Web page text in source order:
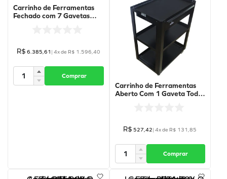
Carrinho de Ferramentas
Fechado com 7 Gavetas
R$ 6.385,61 | 4x de R$ 1.596,40
Comprar
Carrinho de Ferramentas
Aberto Com 1 Gaveta Todo
R$ 527,42|4x deR$ 131,85
Comprar